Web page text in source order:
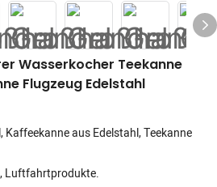
Wasserkocher Teekanne
Flugzeug Edelstahl
aus Edelstahl, Teekanne
Luftfahrtprodukte.